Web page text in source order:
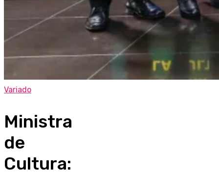
Variado
Ministra
de
Cultura: